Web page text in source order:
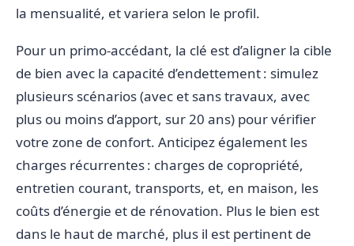
la mensualité, et variera selon le profil.
Pour un primo-accédant, la clé est d’aligner la cible
de bien avec la capacité d’endettement : simulez
plusieurs scénarios (avec et sans travaux, avec
plus ou moins d’apport, sur 20 ans) pour vérifier
votre zone de confort. Anticipez également les
charges récurrentes : charges de copropriété,
entretien courant, transports, et, en maison, les
coûts d’énergie et de rénovation. Plus le bien est
dans le haut de marché, plus il est pertinent de